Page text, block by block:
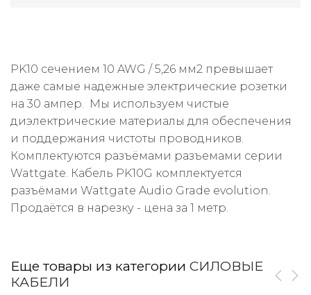
PK10 сечением 10 AWG / 5,26 мм2 превышает
даже самые надежные электрические розетки
на 30 ампер. Мы используем чистые
диэлектрические материалы для обеспечения
и поддержания чистоты проводников.
Комплектуются разъёмами разъемами серии
Wattgate. Кабель PK10G комплектуется
разъёмами Wattgate Audio Grade evolution.
Продаётся в нарезку - цена за 1 метр.
Еще товары из категории СИЛОВЫЕ
КАБЕЛИ